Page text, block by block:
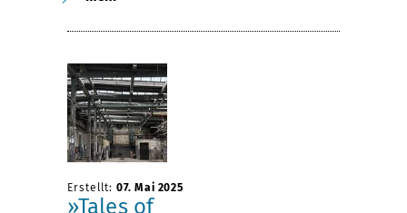
Erstellt: 07. Mai 2025
»Tales of